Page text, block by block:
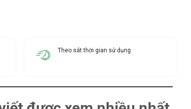
Theo sát thời gian sử dụng